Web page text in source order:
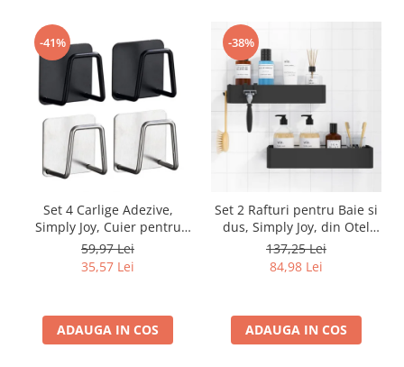
-41%
Set 4 Carlige Adezive,
Simply Joy, Cuier pentru
Prosoape din Otel
Inoxidabil, Montare Usoara
fara Gaurire, Rezistent la
Baie, Bucatarie, Usa
59,97 Lei
35,57 Lei
ADAUGA IN COS
-38%
Set 2 Rafturi pentru Baie si
dus, Simply Joy, din Otel
Inoxidabil, cu Montarea
Usoara si fara Gaurire, 32 X
12 x 6 cm, Negru
137,25 Lei
84,98 Lei
ADAUGA IN COS